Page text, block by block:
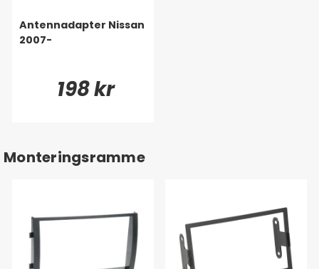
Antennadapter Nissan
2007-
198 kr
Monteringsramme